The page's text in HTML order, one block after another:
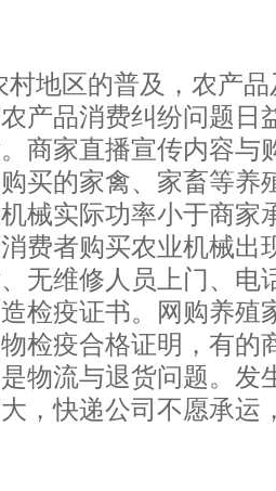
村地区的普及，农产
产品消费纠纷问题日
商家直播宣传内容与
买的家禽、家畜等养
械实际功率小于商家
费者购买农业机械出
无维修人员上门、电
检疫证书。网购养殖
检疫合格证明，有的
物流与退货问题。发
，快递公司不愿承运